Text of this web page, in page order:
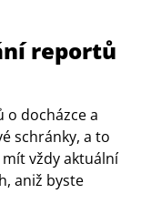
reportů
docházce a
schránky, a to
vždy aktuální
aniž byste